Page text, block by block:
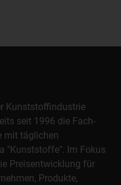
Kunststoffindustrie
seit 1996 die Fach-
mit täglichen
"Kunststoffe". Im Fokus
Preisentwicklung für
Produkte,